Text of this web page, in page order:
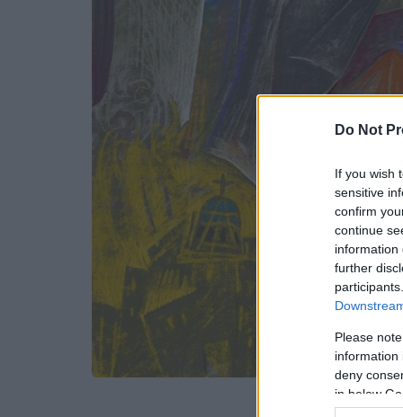
Do Not
If you wish
sensitive
confirm
continue
information
further
Please
information
deny
in below